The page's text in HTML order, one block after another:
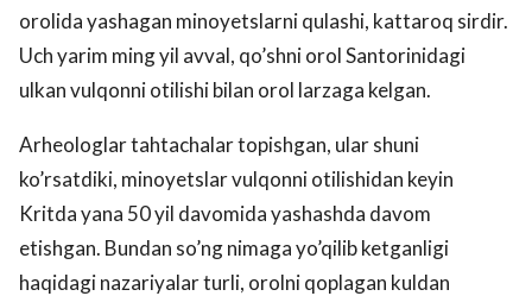
orolida yashagan minoyetslarni qulashi, kattaroq sirdir.
Uch yarim ming yil avval, qo’shni orol Santorinidagi
ulkan vulqonni otilishi bilan orol larzaga kelgan.
Arheologlar tahtachalar topishgan, ular shuni
ko’rsatdiki, minoyetslar vulqonni otilishidan keyin
Kritda yana 50 yil davomida yashashda davom
etishgan. Bundan so’ng nimaga yo’qilib ketganligi
haqidagi nazariyalar turli, orolni qoplagan kuldan